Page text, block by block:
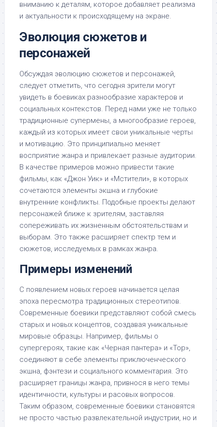
вниманию к деталям, которое добавляет реализма
и актуальности к происходящему на экране.
Эволюция сюжетов и
персонажей
Обсуждая эволюцию сюжетов и персонажей,
следует отметить, что сегодня зрители могут
увидеть в боевиках разнообразие характеров и
социальных контекстов. Перед нами уже не только
традиционные супермены, а многообразие героев,
каждый из которых имеет свои уникальные черты
и мотивацию. Это принципиально меняет
восприятие жанра и привлекает разные аудитории.
В качестве примеров можно привести такие
фильмы, как «Джон Уик» и «Мстители», в которых
сочетаются элементы экшна и глубокие
внутренние конфликты. Подобные проекты делают
персонажей ближе к зрителям, заставляя
сопереживать их жизненным обстоятельствам и
выборам. Это также расширяет спектр тем и
сюжетов, исследуемых в рамках жанра.
Примеры изменений
С появлением новых героев начинается целая
эпоха пересмотра традиционных стереотипов.
Современные боевики представляют собой смесь
старых и новых концептов, создавая уникальные
мировые образцы. Например, фильмы о
супергероях, такие как «Черная пантера» и «Тор»,
соединяют в себе элементы приключенческого
экшна, фэнтези и социального комментария. Это
расширяет границы жанра, привнося в него темы
идентичности, культуры и расовых вопросов.
Таким образом, современные боевики становятся
не просто частью развлекательной индустрии, но и